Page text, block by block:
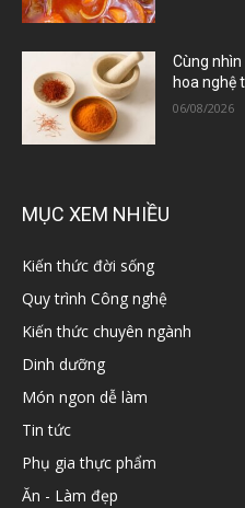
Cùng
hoa nghệ
06/08/2026
MỤC XEM NHIỀU
Kiến thức đời sống
Quy trình Công nghệ
Kiến thức chuyên ngành
Dinh dưỡng
Món ngon dễ làm
Tin tức
Phụ gia thực phẩm
Ăn - Làm đẹp